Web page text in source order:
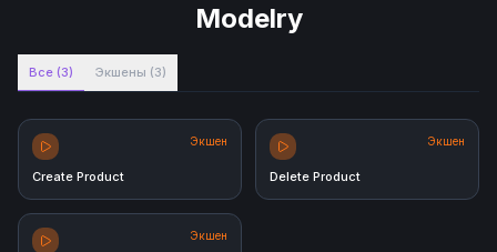
Modelry
Все (3) Экшены (3)
Экшен
Create Product
Экшен
Delete Product
Экшен